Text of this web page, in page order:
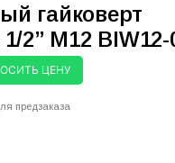
гайковерт
2” M12 BIW12-
ЦЕНУ
предзаказа